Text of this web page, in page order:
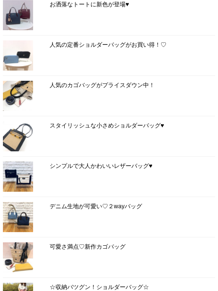
お洒落なトートに新色が登場♥
人気の定番ショルダーバッグがお買い得！♡
人気のカゴバッグがプライスダウン中！
スタイリッシュな小さめショルダーバッグ♥
シンプルで大人かわいいレザーバッグ♥
デニム生地が可愛い♡２wayバッグ
可愛さ満点♡新作カゴバッグ
☆収納バツグン！ショルダーバッグ☆